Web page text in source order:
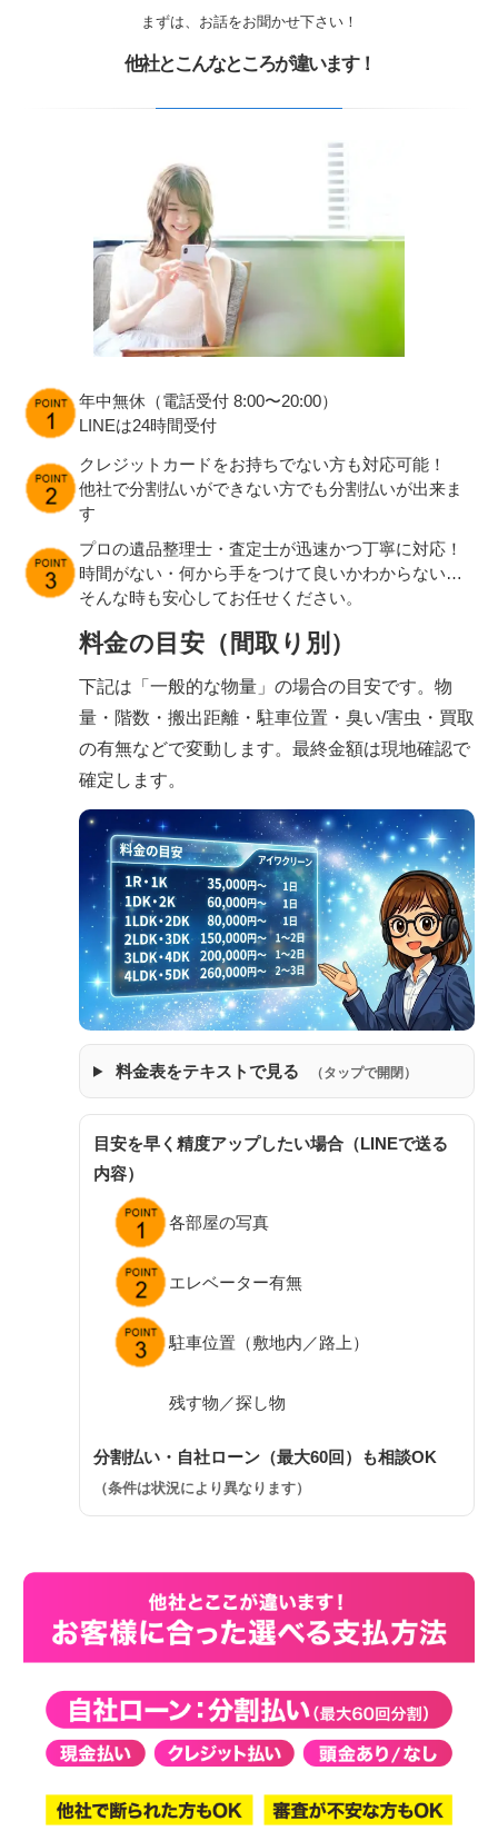
まずは、お話をお聞かせ下さい！
他社とこんなところが違います！
年中無休（電話受付 8:00〜20:00）
LINEは24時間受付
クレジットカードをお持ちでない方も対応可能！
他社で分割払いができない方でも分割払いが出来ま
す
プロの遺品整理士・査定士が迅速かつ丁寧に対応！
時間がない・何から手をつけて良いかわからない…
そんな時も安心してお任せください。
料金の目安（間取り別）
下記は「一般的な物量」の場合の目安です。物
量・階数・搬出距離・駐車位置・臭い/害虫・買取
の有無などで変動します。最終金額は現地確認で
確定します。
料金表をテキストで見る （タップで開閉）
目安を早く精度アップしたい場合（LINEで送る
内容）
各部屋の写真
エレベーター有無
駐車位置（敷地内／路上）
残す物／探し物
分割払い・自社ローン（最大60回）も相談OK
（条件は状況により異なります）